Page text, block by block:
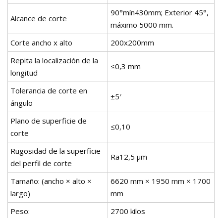
Alcance de corte
90°mín430mm; Exterior 45°,
máximo 5000 mm.
Corte ancho x alto
200x200mm
Repita la localización de la
longitud
≤0,3 mm
Tolerancia de corte en
ángulo
±5′
Plano de superficie de
corte
≤0,10
Rugosidad de la superficie
del perfil de corte
Ra12,5 µm
Tamaño: (ancho × alto ×
largo)
6620 mm × 1950 mm × 1700
mm
Peso:
2700 kilos